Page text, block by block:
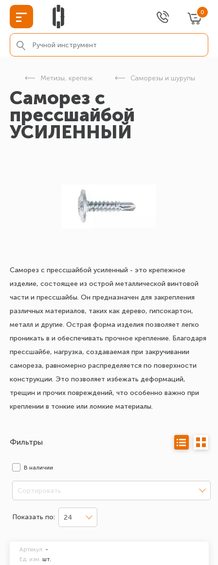
0
Метизы, крепеж Саморезы и шурупы
Саморез с
прессшайбой
УСИЛЕННЫЙ
Саморез с прессшайбой усиленный - это крепежное
изделие, состоящее из острой металлической винтовой
части и прессшайбы. Он предназначен для закрепления
различных материалов, таких как дерево, гипсокартон,
металл и другие. Острая форма изделия позволяет легко
проникать в и обеспечивать прочное крепление. Благодаря
прессшайбе, нагрузка, создаваемая при закручивании
самореза, равномерно распределяется по поверхности
конструкции. Это позволяет избежать деформаций,
трещин и прочих повреждений, что особенно важно при
креплении в тонкие или ломкие материалы.
Фильтры
В наличии
Сортировать
Показать по: 24
Артикул: -
Ед. изм. шт.